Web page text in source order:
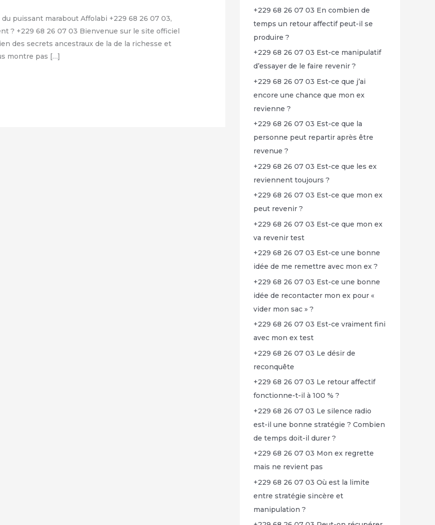
puissant marabout Affolabi +229 68 26 07 03,
? +229 68 26 07 03 Bienvenue sur le site officiel
des secrets ancestraux de la de la richesse et
montre pas […]
+229 68 26 07 03 En combien de
temps un retour affectif peut-il se
produire ?
+229 68 26 07 03 Est-ce manipulatif
d’essayer de le faire revenir ?
+229 68 26 07 03 Est-ce que j’ai
encore une chance que mon ex
revienne ?
+229 68 26 07 03 Est-ce que la
personne peut repartir après être
revenue ?
+229 68 26 07 03 Est-ce que les ex
reviennent toujours ?
+229 68 26 07 03 Est-ce que mon ex
peut revenir ?
+229 68 26 07 03 Est-ce que mon ex
va revenir test
+229 68 26 07 03 Est-ce une bonne
idée de me remettre avec mon ex ?
+229 68 26 07 03 Est-ce une bonne
idée de recontacter mon ex pour «
vider mon sac » ?
+229 68 26 07 03 Est-ce vraiment fini
avec mon ex test
+229 68 26 07 03 Le désir de
reconquête
+229 68 26 07 03 Le retour affectif
fonctionne-t-il à 100 % ?
+229 68 26 07 03 Le silence radio
est-il une bonne stratégie ? Combien
de temps doit-il durer ?
+229 68 26 07 03 Mon ex regrette
mais ne revient pas
+229 68 26 07 03 Où est la limite
entre stratégie sincère et
manipulation ?